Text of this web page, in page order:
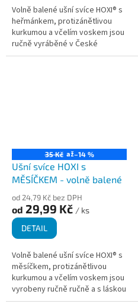
Volně balené ušní svíce HOXI® s
heřmánkem, protizánětlivou
kurkumou a včelím voskem jsou
ručně vyráběné v České
republice z kvalitních přírodních
35 Kč až–14 %
Ušní svíce HOXI s
MĚSÍČKEM - volně balené
od 24,79 Kč bez DPH
od 29,99 Kč / ks
DETAIL
Volně balené ušní svíce HOXI® s
měsíčkem, protizánětlivou
kurkumou a včelím voskem jsou
vyrobeny ručně ručně a s láskou
v České republice. Jsou určeny